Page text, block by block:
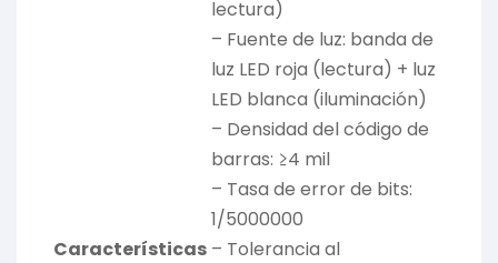
Características
lectura)
– Fuente de luz: banda de
luz LED roja (lectura) + luz
LED blanca (iluminación)
– Densidad del código de
barras: ≥4 mil
– Tasa de error de bits:
1/5000000
– Tolerancia al